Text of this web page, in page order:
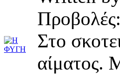
Στο
αίματος.